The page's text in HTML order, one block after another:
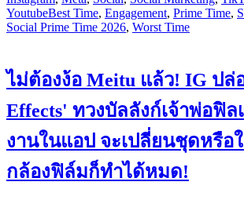
YoutubeBest Time, Engagement, Prime Time,
Social Prime Time 2026, Worst Time
ไม่ต้องง้อ Meitu แล้ว! IG ปล่
Effects' ทวงบัลลังก์เจ้าพ่อฟิล
งานในแอป จะเปลี่ยนชุดหรือ
กล้องฟิล์มก็ทำได้หมด!